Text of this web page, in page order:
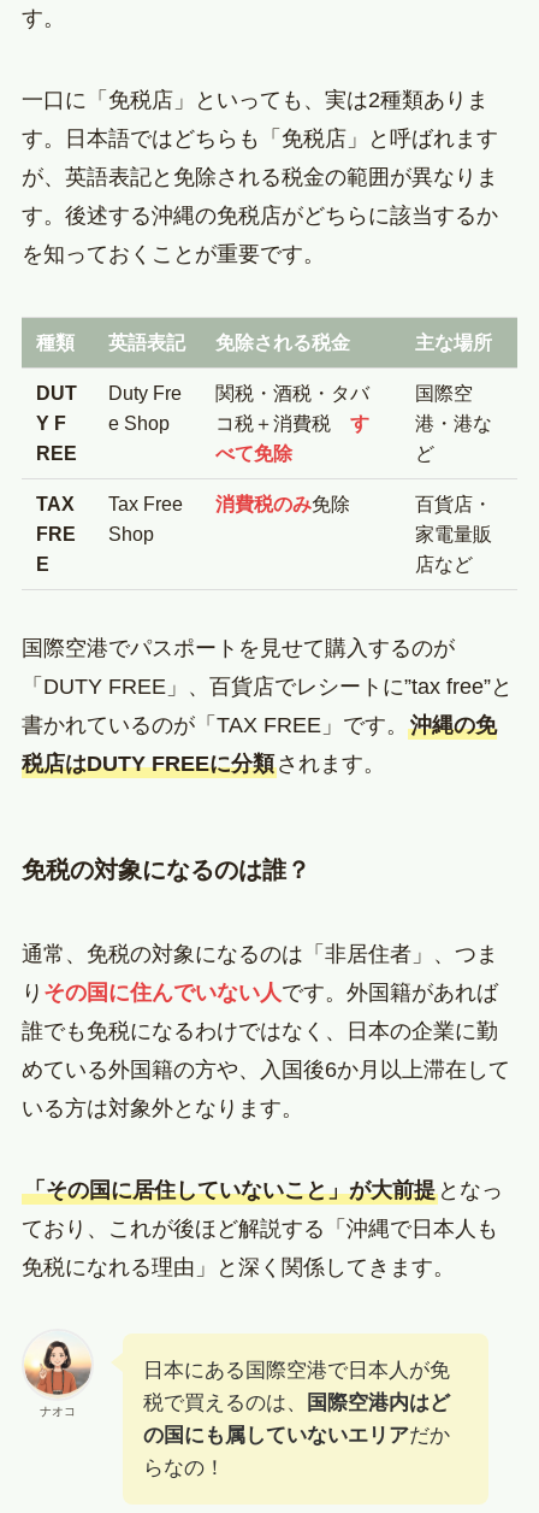
す。
一口に「免税店」といっても、実は2種類ありま
す。日本語ではどちらも「免税店」と呼ばれます
が、英語表記と免除される税金の範囲が異なりま
す。後述する沖縄の免税店がどちらに該当するか
を知っておくことが重要です。
種類 英語表記 免除される税金 主な場所
DUT
Y F
REE
Duty Fre
e Shop
関税・酒税・タバ
コ税＋消費税 す
べて免除
国際空
港・港な
ど
TAX
FRE
E
Tax Free
Shop
消費税のみ免除
百貨店・
家電量販
店など
国際空港でパスポートを見せて購入するのが
「DUTY FREE」、百貨店でレシートに”tax free”と
書かれているのが「TAX FREE」です。 沖縄の免
税店はDUTY FREEに分類されます。
免税の対象になるのは誰？
通常、免税の対象になるのは「非居住者」、つま
り その国に住んでいない人 です。外国籍があれば
誰でも免税になるわけではなく、日本の企業に勤
めている外国籍の方や、入国後6か月以上滞在して
いる方は対象外となります。
「その国に居住していないこと」が大前提となっ
ており、これが後ほど解説する「沖縄で日本人も
免税になれる理由」と深く関係してきます。
ナオコ
日本にある国際空港で日本人が免
税で買えるのは、
国際空港内はど
の国にも属していないエリアだか
らなの！